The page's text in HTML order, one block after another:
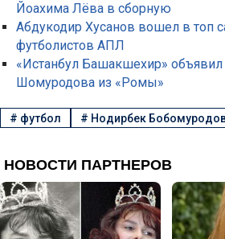
Йоахима Лёва в сборную
Абдукодир Хусанов вошел в топ
футболистов АПЛ
«Истанбул Башакшехир» объявил
Шомуродова из «Ромы»
# футбол # Нодирбек